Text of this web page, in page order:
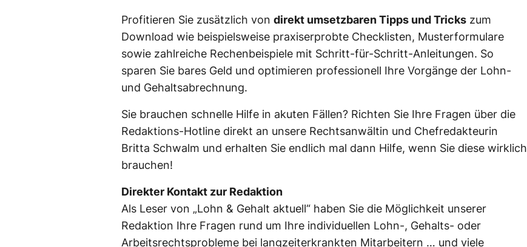
Profitieren Sie zusätzlich von direkt umsetzbaren Tipps und Tricks zum
Download wie beispielsweise praxiserprobte Checklisten, Musterformulare
sowie zahlreiche Rechenbeispiele mit Schritt-für-Schritt-Anleitungen. So
sparen Sie bares Geld und optimieren professionell Ihre Vorgänge der Lohn-
und Gehaltsabrechnung.
Sie brauchen schnelle Hilfe in akuten Fällen? Richten Sie Ihre Fragen über die
Redaktions-Hotline direkt an unsere Rechtsanwältin und Chefredakteurin
Britta Schwalm und erhalten Sie endlich mal dann Hilfe, wenn Sie diese wirklich
brauchen!
Direkter Kontakt zur Redaktion
Als Leser von „Lohn & Gehalt aktuell“ haben Sie die Möglichkeit unserer
Redaktion Ihre Fragen rund um Ihre individuellen Lohn-, Gehalts- oder
Arbeitsrechtsprobleme bei langzeiterkrankten Mitarbeitern … und viele